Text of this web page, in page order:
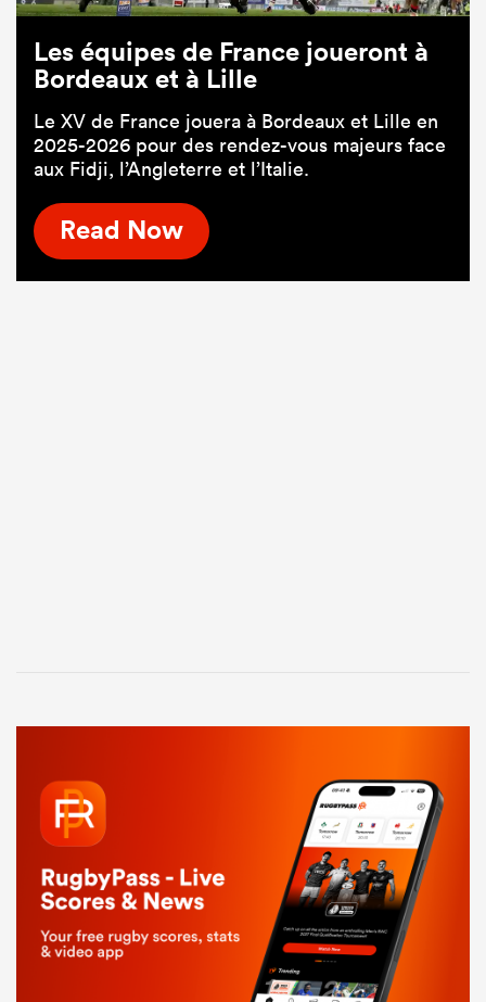
Les équipes de France joueront à
Bordeaux et à Lille
Le XV de France jouera à Bordeaux et Lille en
2025-2026 pour des rendez-vous majeurs face
aux Fidji, l’Angleterre et l’Italie.
Read Now